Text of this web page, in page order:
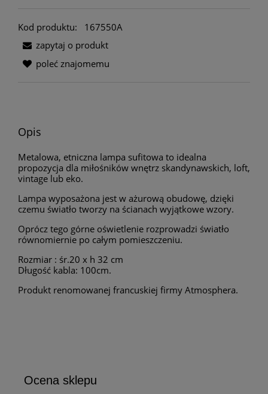
Kod produktu:
167550A
zapytaj o produkt
poleć znajomemu
Opis
Metalowa, etniczna lampa sufitowa to idealna
propozycja dla miłośników wnętrz skandynawskich, loft,
vintage lub eko.
Lampa wyposażona jest w ażurową obudowę, dzięki
czemu światło tworzy na ścianach wyjątkowe wzory.
Oprócz tego górne oświetlenie rozprowadzi światło
równomiernie po całym pomieszczeniu.
Rozmiar : śr.20 x h 32 cm
Długość kabla: 100cm.
Produkt renomowanej francuskiej firmy Atmosphera.
Ocena sklepu